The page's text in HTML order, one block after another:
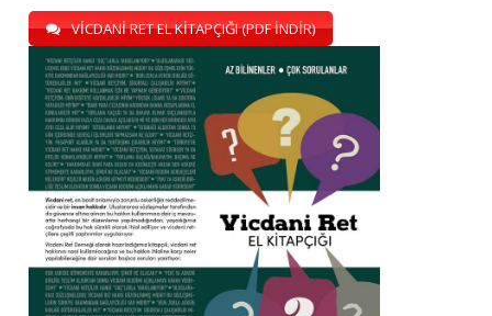
VİCDANİ RET EL KİTAPÇIĞI (PDF İNDİR)